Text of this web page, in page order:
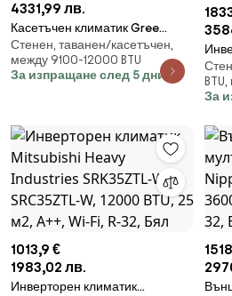
4331,99 лв.
Касетъчен климатик Gree
GUD100T1 + GUD100W1/NhA-S,
34000 BTU, 74 м2, A++, R-32,
Бял
Стенен, таванен/касетъчен,
между 9100-12000 BTU
За изпращане след 5 дни
За
1013,9 €
1983,02 лв.
Инверторен климатик